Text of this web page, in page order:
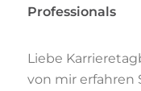
Professionals
Liebe
von mir erfahren